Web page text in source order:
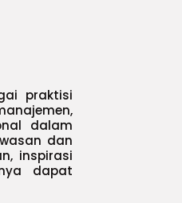
praktisi
dalam
dan
inspirasi
dapat